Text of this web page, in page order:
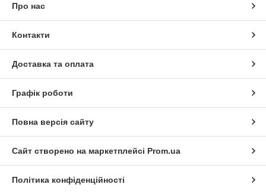
Про нас
Контакти
Доставка та оплата
Графік роботи
Повна версія сайту
Сайт створено на маркетплейсі Prom.ua
Політика конфіденційності